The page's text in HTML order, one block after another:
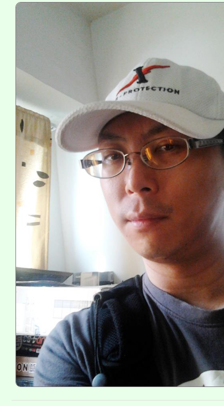
代理(課)教師甄選結果
轉知中國文化大學推廣
《TA101》溝通分析基
程，歡迎學生輔導中心
心理、諮商輔導、社會
系所師生報名參加。